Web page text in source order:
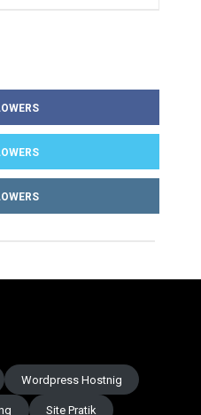
Wordpress Hostnig
Site Pratik